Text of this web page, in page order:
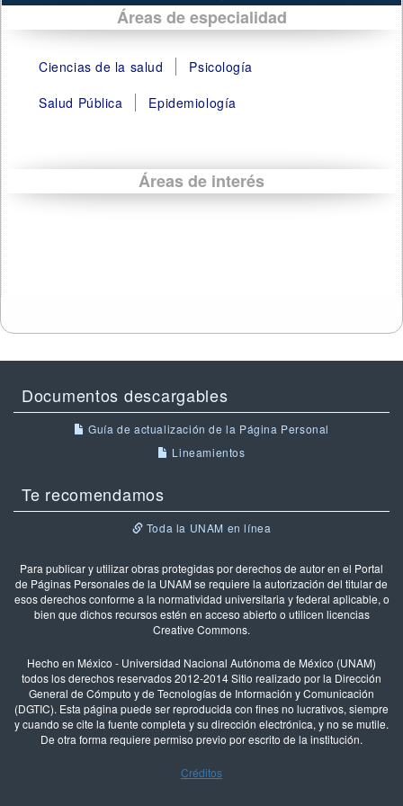
Áreas de especialidad
Ciencias de la salud
Psicología
Salud Pública
Epidemiología
Áreas de interés
Documentos descargables
Guía de actualización de la Página Personal
Lineamientos
Te recomendamos
Toda la UNAM en línea
Para publicar y utilizar obras protegidas por derechos de autor en el Portal
de Páginas Personales de la UNAM se requiere la autorización del titular de
esos derechos conforme a la normatividad universitaria y federal aplicable, o
bien que dichos recursos estén en acceso abierto o utilicen licencias
Creative Commons.
Hecho en México - Universidad Nacional Autónoma de México (UNAM)
todos los derechos reservados 2012-2014 Sitio realizado por la Dirección
General de Cómputo y de Tecnologías de Información y Comunicación
(DGTIC). Esta página puede ser reproducida con fines no lucrativos, siempre
y cuando se cite la fuente completa y su dirección electrónica, y no se mutile.
De otra forma requiere permiso previo por escrito de la institución.
Créditos